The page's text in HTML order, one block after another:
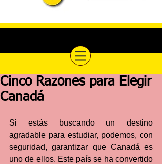
Cinco Razones para Elegir
Canadá
Si estás buscando un destino
agradable para estudiar, podemos, con
seguridad, garantizar que Canadá es
uno de ellos. Este país se ha convertido